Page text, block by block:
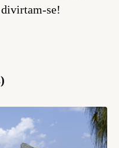
divirtam-se!